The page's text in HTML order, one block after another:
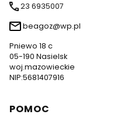
23 6935007
beagoz@wp.pl
Pniewo 18 c
05-190 Nasielsk
woj.mazowieckie
NIP:5681407916
Linki w stopce
POMOC